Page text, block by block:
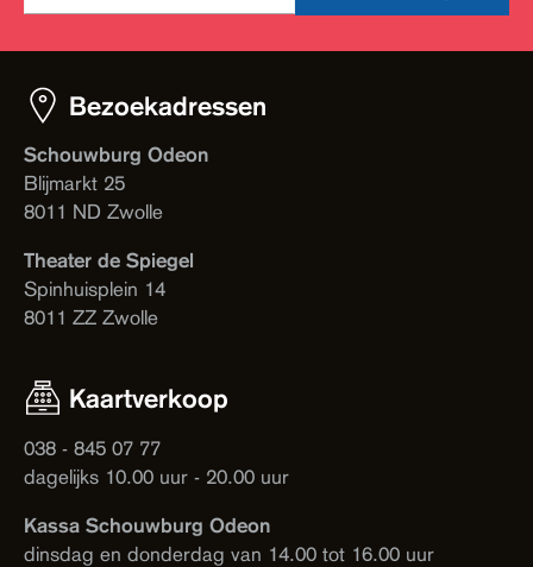
Bezoekadressen
Schouwburg Odeon
Blijmarkt 25
8011 ND Zwolle
Theater de Spiegel
Spinhuisplein 14
8011 ZZ Zwolle
Kaartverkoop
038 - 845 07 77
dagelijks 10.00 uur - 20.00 uur
Kassa Schouwburg Odeon
dinsdag en donderdag van 14.00 tot 16.00 uur